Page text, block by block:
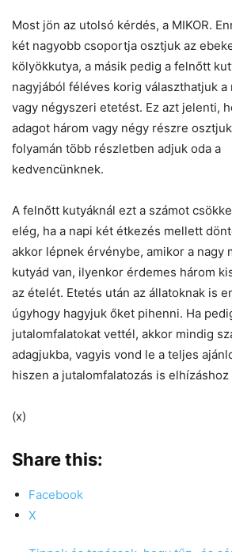
Most jön az utolsó kérdés, a MIKOR.
két nagyobb csoportja osztjuk az
kölyökkutya, a másik pedig a felnőtt
nagyjából féléves korig választhatjuk a
vagy négyszeri etetést. Ez azt jelenti,
adagot három vagy négy részre
folyamán több részletben adjuk oda a
kedvencünknek.
A felnőtt kutyáknál ezt a számot
elég, ha a napi két étkezés mellett
akkor lépnek érvénybe, amikor a nagy
kutyád van, ilyenkor érdemes három
az ételét. Etetés után az állatoknak is
úgyhogy hagyjuk őket pihenni. Ha
jutalomfalatokat vettél, akkor mindig
adagjukba, vagyis vond le a teljes
hiszen a jutalomfalatozás is
(x)
Share this:
Facebook
X